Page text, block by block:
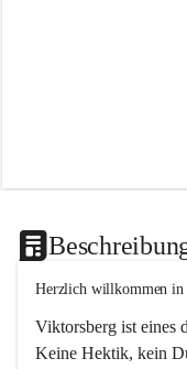
Herzlich willkommen in
Viktorsberg ist eines
Keine Hektik, kein